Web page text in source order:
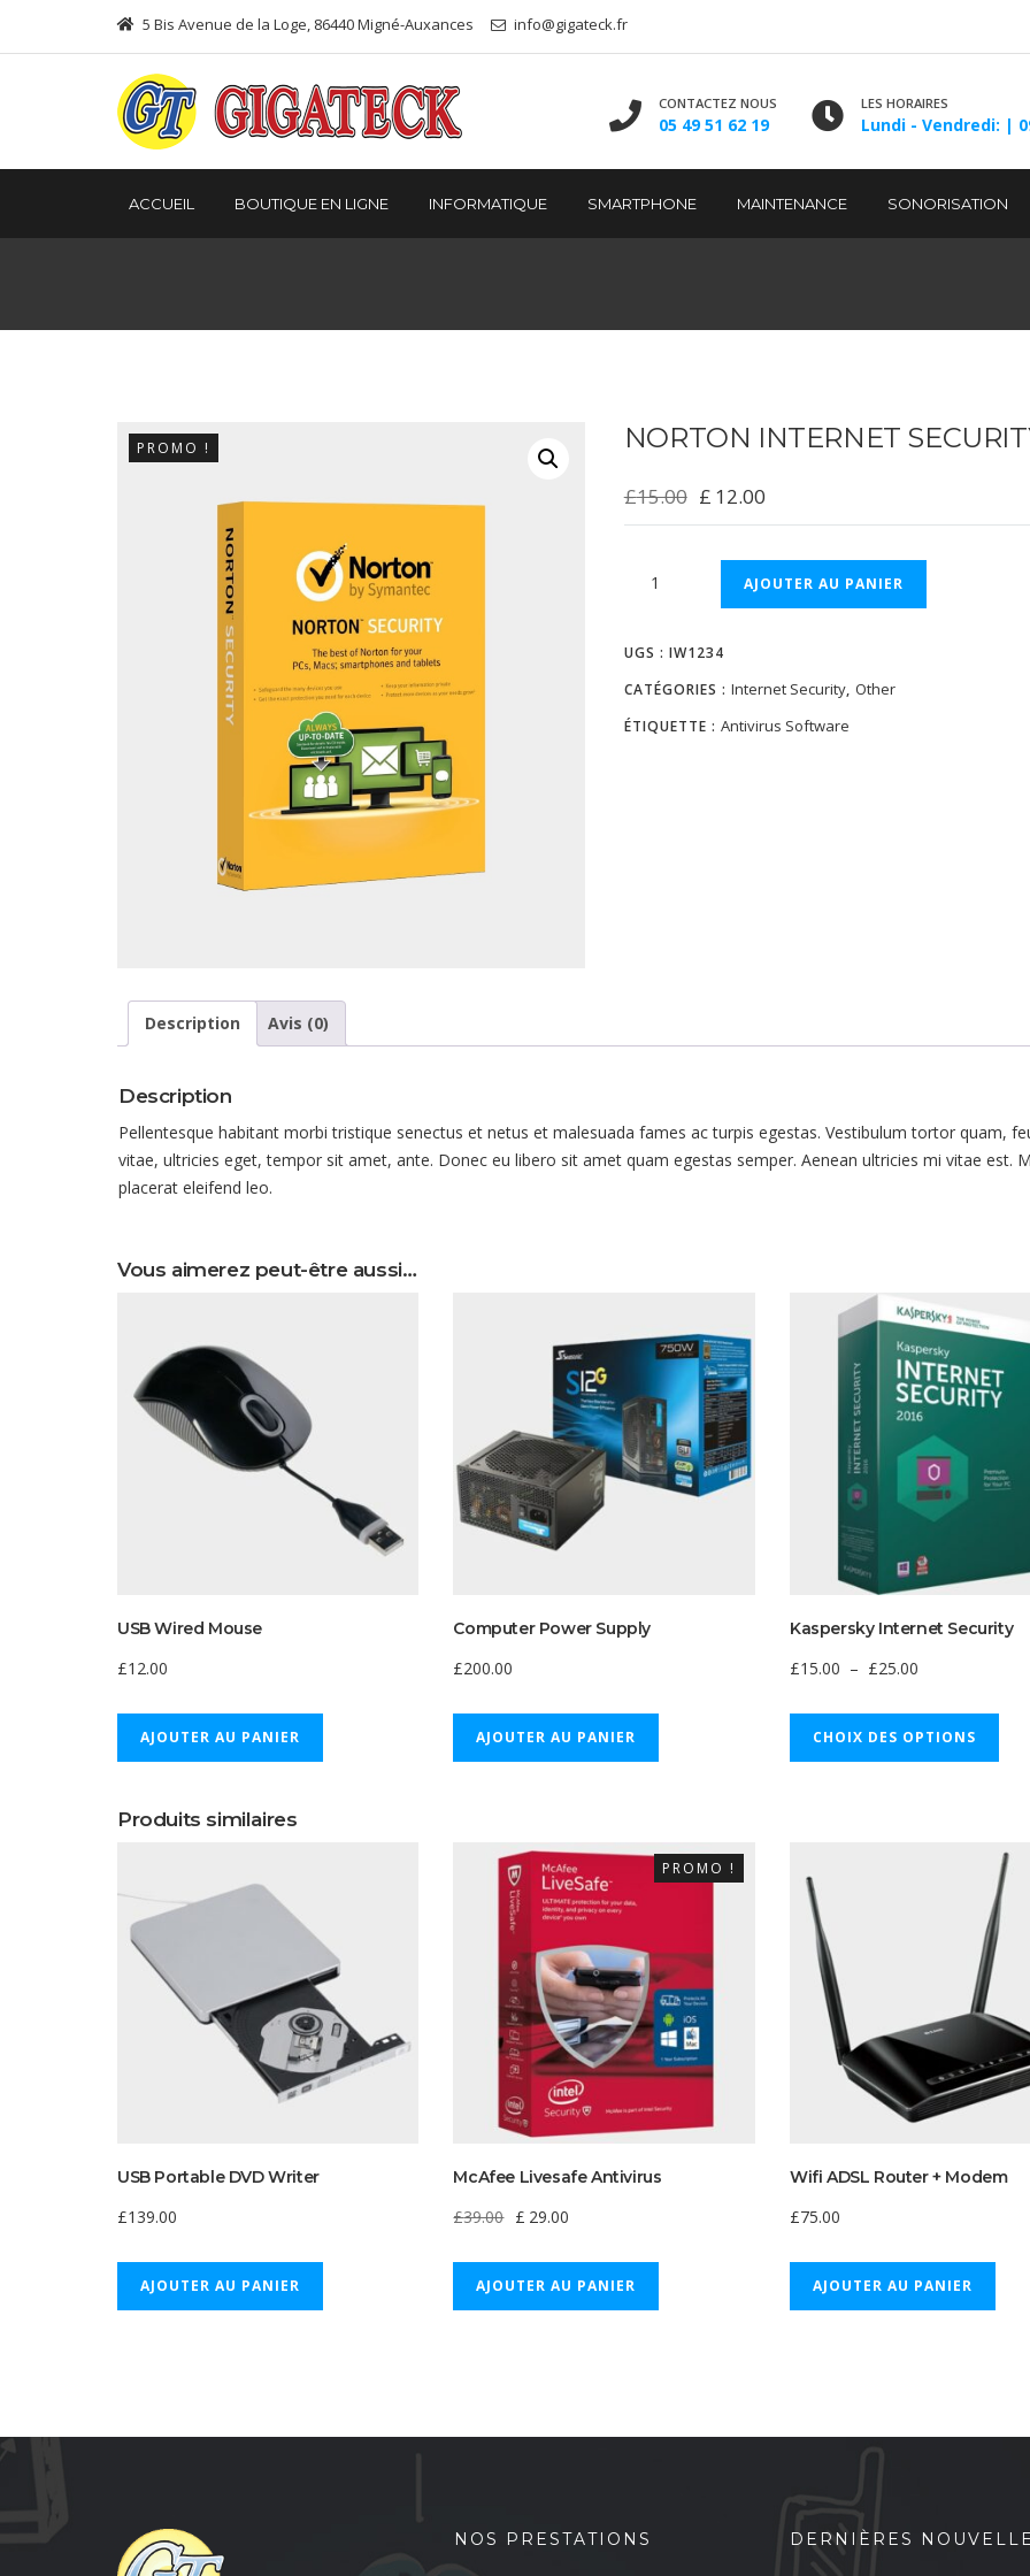
5 Bis Avenue de la Loge, 86440 Migné-Auxances info@gigateck.fr
CONTACTEZ NOUS
05 49 51 62 19
LES HORAIRES
Lundi - Vendredi: |
ACCUEIL BOUTIQUE EN LIGNE INFORMATIQUE SMARTPHONE MAINTENANCE SONORISATION
PROMO ! NORTON INTERNET
£15.00 Le
prix
initial
£ 12.00
prix
actuel
est :
quantité
Internet
Security
AJOUTER AU PANIER
UGS : IW1234
CATÉGORIES : Internet Security, Other
ÉTIQUETTE : Antivirus Software
Description Avis (0)
Description
Pellentesque habitant morbi tristique senectus et netus et malesuada fames ac turpis egestas. Vestibulum tortor quam,
vitae, ultricies eget, tempor sit amet, ante. Donec eu libero sit amet quam egestas semper. Aenean ultricies mi vitae est.
placerat eleifend leo.
Vous aimerez peut-être aussi…
USB Wired Mouse
£12.00
AJOUTER AU PANIER
Computer Power Supply
£200.00
AJOUTER AU PANIER
Kaspersky Internet Security
£15.00 – £25.00Plage
de
prix :
CHOIX DES OPTIONS
Ce
a
Les
être
la
du
Produits similaires
USB Portable DVD Writer
£139.00
AJOUTER AU PANIER
PROMO !
McAfee Livesafe Antivirus
£39.00 Le
prix
initial
£ 29.00
prix
actuel
AJOUTER AU PANIER
Wifi ADSL Router + Modem
£75.00
AJOUTER AU PANIER
NOS PRESTATIONS DERNIÈRES